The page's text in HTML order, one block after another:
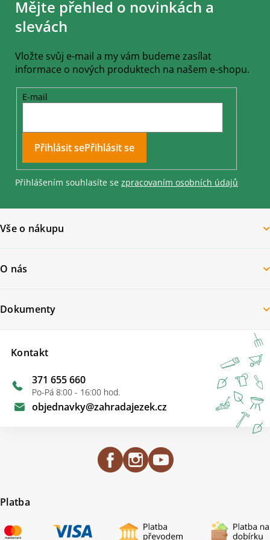
Mějte přehled o novinkách a
slevách
Vložte svůj e-mail a my vám budeme zasílat
informace o nových produktech na našem e-shopu.
E-mail
Přihlásit se
Přihlášením souhlasíte se zpracovaním osobních údajů
Vše o nákupu
O nás
Kontakt
objednavky@zahradajezek.cz
371 655 660
Po-Pá 8:00 - 16:00 hod.
Dokumenty
Platba